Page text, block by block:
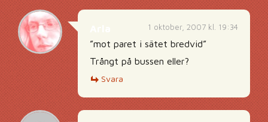
1 oktober, 2007 kl. 19:34
”mot paret i sätet bredvid”
Trångt på bussen eller?
Svara